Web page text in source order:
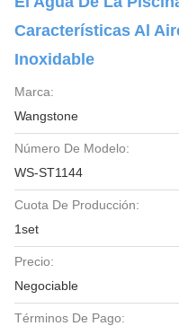
Características Al
Inoxidable
Marca:
Wangstone
Número De Modelo:
WS-ST1144
Cuota De Producción:
1set
Precio:
Negociable
Términos De Pago: